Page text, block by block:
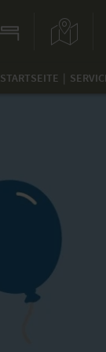
STARTSEITE